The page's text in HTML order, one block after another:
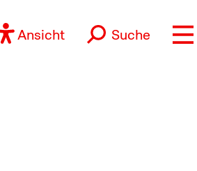
Ansicht Suche